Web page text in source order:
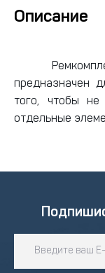
Описание
предназначен
того, чтобы
отдельные